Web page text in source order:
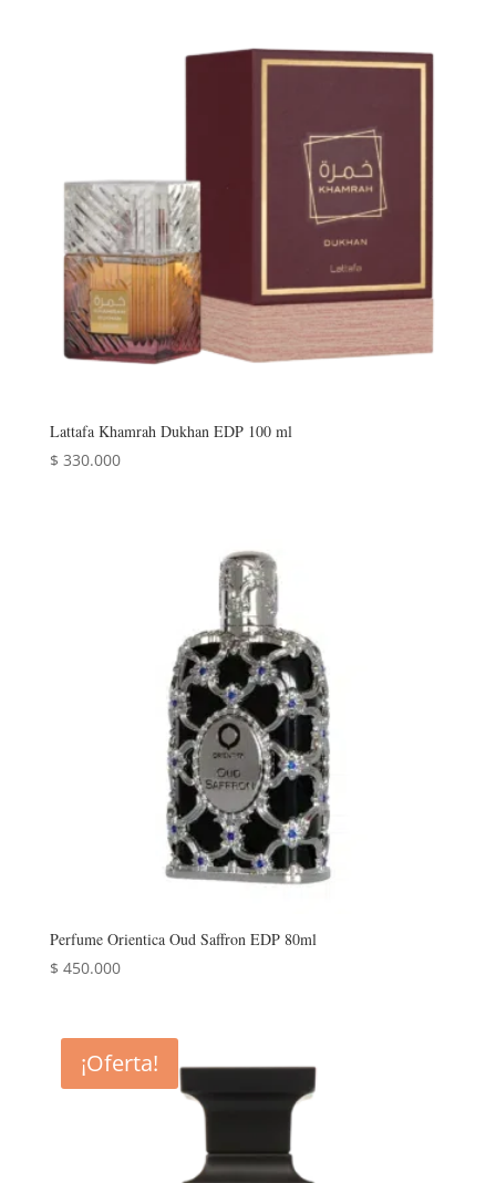
Lattafa Khamrah Dukhan EDP 100 ml
$ 330.000
Perfume Orientica Oud Saffron EDP 80ml
$ 450.000
¡Oferta!